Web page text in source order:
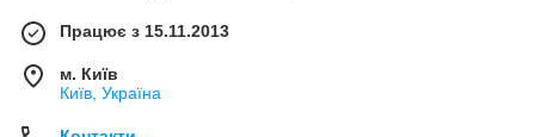
Працює з 15.11.2013
м. Київ
Київ, Україна